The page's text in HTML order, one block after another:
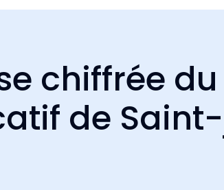
chiffrée
de